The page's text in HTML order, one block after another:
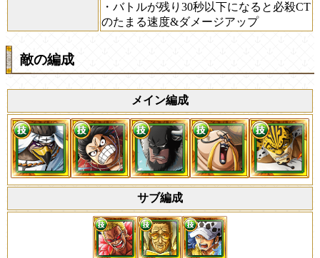
・バトルが残り30秒以下になると必殺CT
のたまる速度&ダメージアップ
敵の編成
メイン編成
サブ編成